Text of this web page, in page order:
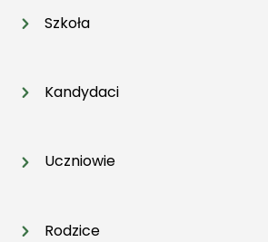
Szkoła
Kandydaci
Uczniowie
Rodzice